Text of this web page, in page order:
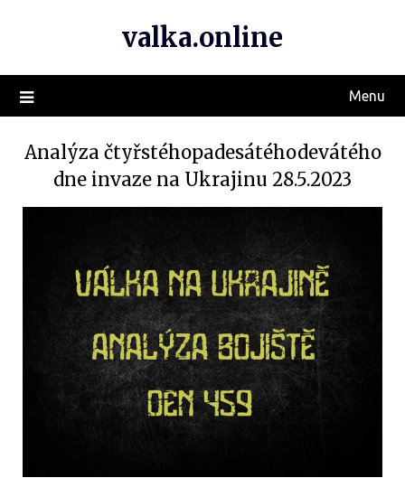
valka.online
Menu
Analýza čtyřstéhopadesátéhodevátého
dne invaze na Ukrajinu 28.5.2023